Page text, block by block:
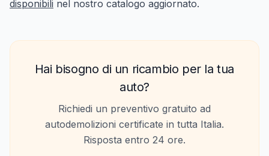
disponibili nel nostro catalogo aggiornato.
Hai bisogno di un ricambio per la tua
auto?
Richiedi un preventivo gratuito ad
autodemolizioni certificate in tutta Italia.
Risposta entro 24 ore.